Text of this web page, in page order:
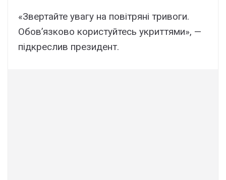
«Звертайте увагу на повітряні тривоги.
Обовʼязково користуйтесь укриттями», —
підкреслив президент.